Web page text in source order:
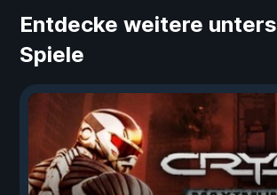
Entdecke weitere
Spiele